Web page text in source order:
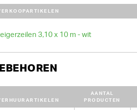
3,10 x 10 m - wit
AANTAL
PRODUCTEN